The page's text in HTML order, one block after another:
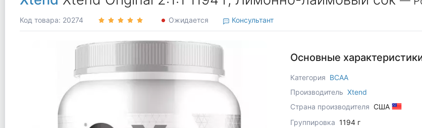
Код товара: 20274 Ожидается Консультант
Основные
Категория BCAA
Производитель Xtend
Страна производителя США
Группировка 1194 г